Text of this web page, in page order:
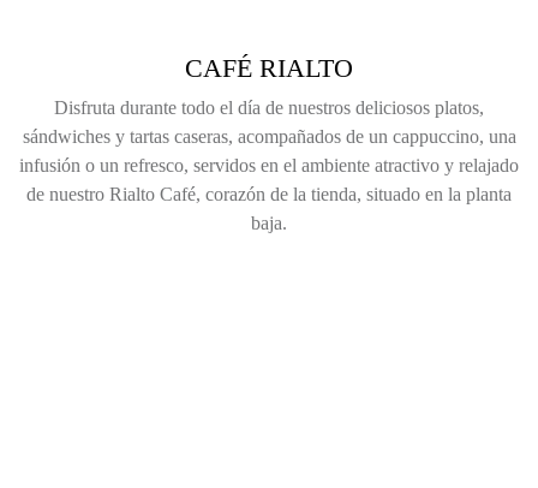
CAFÉ RIALTO
Disfruta durante todo el día de nuestros deliciosos platos,
sándwiches y tartas caseras, acompañados de un cappuccino, una
infusión o un refresco, servidos en el ambiente atractivo y relajado
de nuestro Rialto Café, corazón de la tienda, situado en la planta
baja.